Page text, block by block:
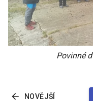
Povinné
NOVĚJŠÍ